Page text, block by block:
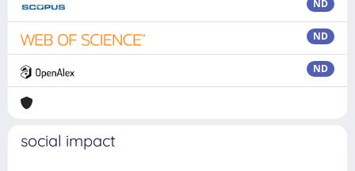
ND
ND
ND
social impact